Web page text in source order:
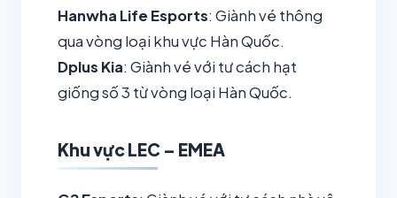
Hanwha Life Esports: Giành vé thông
qua vòng loại khu vực Hàn Quốc.
Dplus Kia: Giành vé với tư cách hạt
giống số 3 từ vòng loại Hàn Quốc.
Khu vực LEC – EMEA